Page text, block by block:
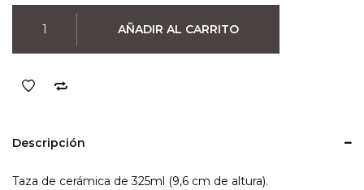
Gravity
Falls
cantidad
AÑADIR AL CARRITO
Descripción
Taza de cerámica de 325ml (9,6 cm de altura).